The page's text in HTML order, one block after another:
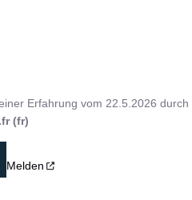
einer Erfahrung vom 22.5.2026 durch
(fr)
Melden